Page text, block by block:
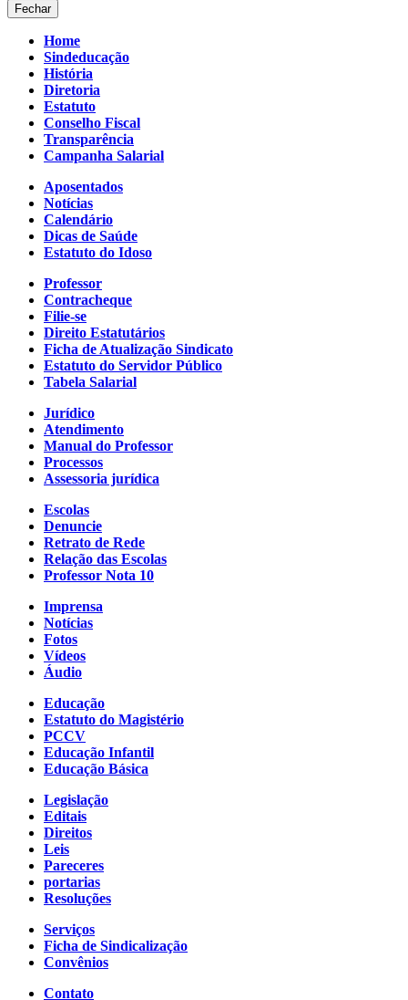
Fechar
Home
Sindeducação
História
Diretoria
Estatuto
Conselho Fiscal
Transparência
Campanha Salarial
Aposentados
Notícias
Calendário
Dicas de Saúde
Estatuto do Idoso
Professor
Contracheque
Filie-se
Direito Estatutários
Ficha de Atualização Sindicato
Estatuto do Servidor Público
Tabela Salarial
Jurídico
Atendimento
Manual do Professor
Processos
Assessoria jurídica
Escolas
Denuncie
Retrato de Rede
Relação das Escolas
Professor Nota 10
Imprensa
Notícias
Fotos
Vídeos
Áudio
Educação
Estatuto do Magistério
PCCV
Educação Infantil
Educação Básica
Legislação
Editais
Direitos
Leis
Pareceres
portarias
Resoluções
Serviços
Ficha de Sindicalização
Convênios
Contato